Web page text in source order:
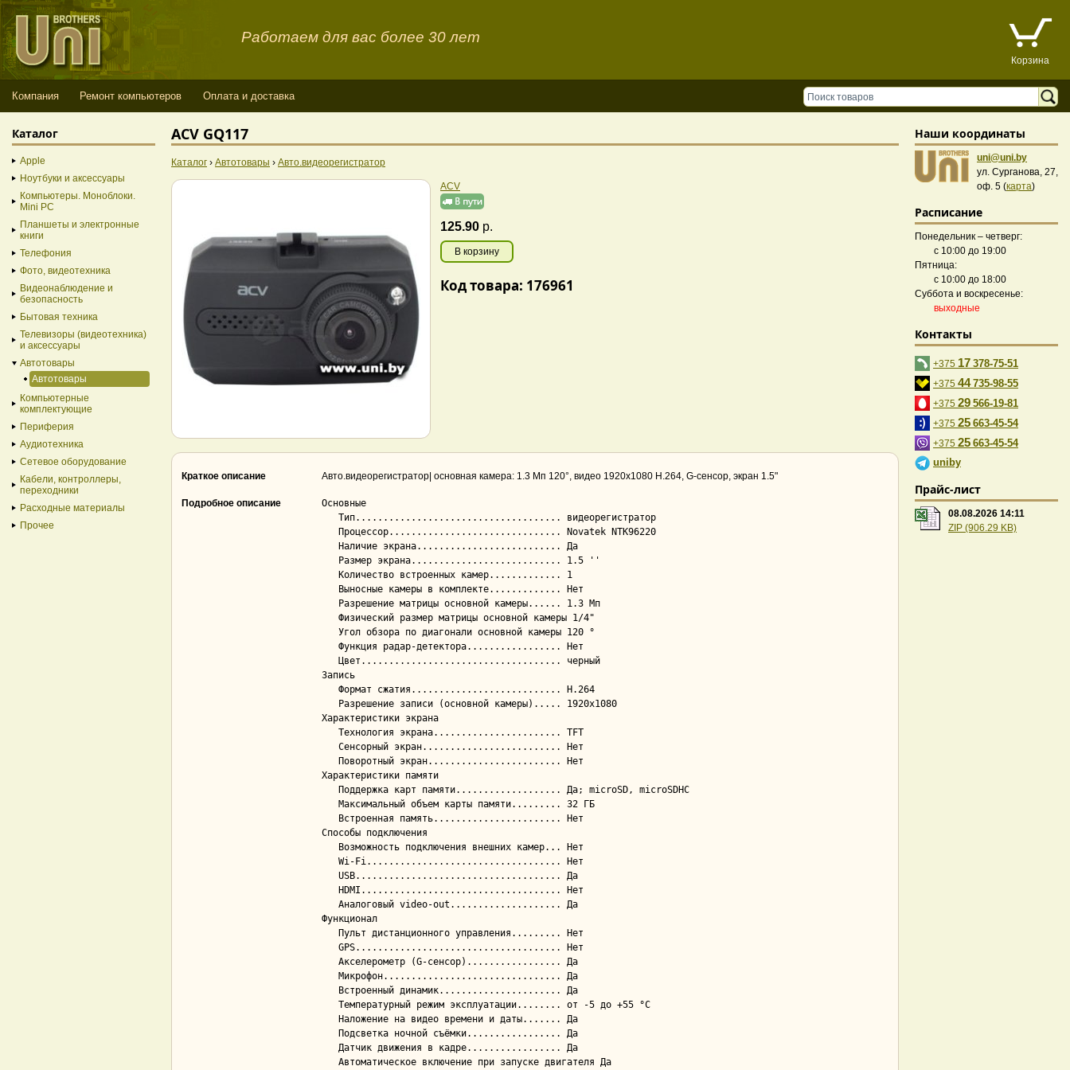
Работаем для вас более 30 лет
Корзина
Компания Ремонт компьютеров Оплата и доставка
ACV GQ117
Каталог › Автотовары › Авто.видеорегистратор
ACV
125.90 р.
В корзину
Код товара: 176961
Краткое описание Авто.видеорегистратор| основная камера: 1.3 Мп 120°, видео 1920x1080 H.264, G-сенсор, экран 1.5"
Подробное описание
Основные
Запись
Характеристики экрана
Характеристики памяти
Способы подключения
Функционал
Каталог
Apple
Ноутбуки и аксессуары
Компьютеры. Моноблоки.
Mini PC
Планшеты и электронные
книги
Телефония
Фото, видеотехника
Видеонаблюдение и
безопасность
Бытовая техника
Телевизоры (видеотехника)
и аксессуары
Автотовары
Автотовары
Компьютерные
комплектующие
Периферия
Аудиотехника
Сетевое оборудование
Кабели, контроллеры,
переходники
Расходные материалы
Прочее
Наши координаты
uni@uni.by
ул. Сурганова, 27,
оф. 5 (карта)
Расписание
Понедельник – четверг:
с 10:00 до 19:00
Пятница:
с 10:00 до 18:00
Суббота и воскресенье:
выходные
Контакты
+375 17 378-75-51
+375 44 735-98-55
+375 29 566-19-81
+375 25 663-45-54
+375 25 663-45-54
uniby
Прайс-лист
08.08.2026 14:11
ZIP (906.29 KB)